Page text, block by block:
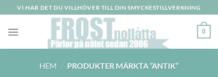
to
content
VI HAR DET DU VILLHÖVER TILL DIN SMYCKESTILLVERKNING
0
HEM / PRODUKTER MÄRKTA ”ANTIK”